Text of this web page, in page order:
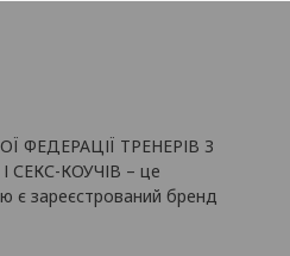
ФЕДЕРАЦІЇ ТРЕНЕРІВ З
СЕКС-КОУЧІВ – це
є зареєстрований бренд